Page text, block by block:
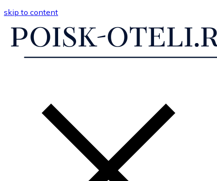
skip to content